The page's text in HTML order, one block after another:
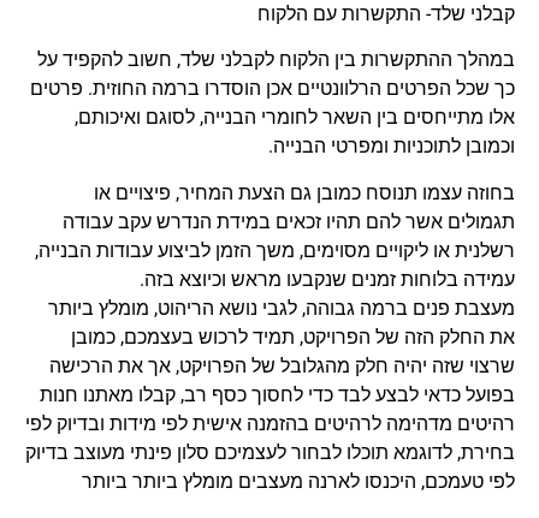
קבלני שלד- התקשרות עם הלקוח
במהלך ההתקשרות בין הלקוח לקבלני שלד, חשוב להקפיד על
כך שכל הפרטים הרלוונטיים אכן הוסדרו ברמה החוזית. פרטים
אלו מתייחסים בין השאר לחומרי הבנייה, לסוגם ואיכותם,
וכמובן לתוכניות ומפרטי הבנייה.
בחוזה עצמו תנוסח כמובן גם הצעת המחיר, פיצויים או
תגמולים אשר להם תהיו זכאים במידת הנדרש עקב עבודה
רשלנית או ליקויים מסוימים, משך הזמן לביצוע עבודות הבנייה,
עמידה בלוחות זמנים שנקבעו מראש וכיוצא בזה.
מעצבת פנים ברמה גבוהה, לגבי נושא הריהוט, מומלץ ביותר
את החלק הזה של הפרויקט, תמיד לרכוש בעצמכם, כמובן
שרצוי שזה יהיה חלק מהגלובל של הפרויקט, אך את הרכישה
בפועל כדאי לבצע לבד כדי לחסוך כסף רב, קבלו מאתנו חנות
רהיטים מדהימה לרהיטים בהזמנה אישית לפי מידות ובדיוק לפי
בחירת, לדוגמא תוכלו לבחור לעצמיכם סלון פינתי מעוצב בדיוק
לפי טעמכם, היכנסו לארנה מעצבים מומלץ ביותר ביותר